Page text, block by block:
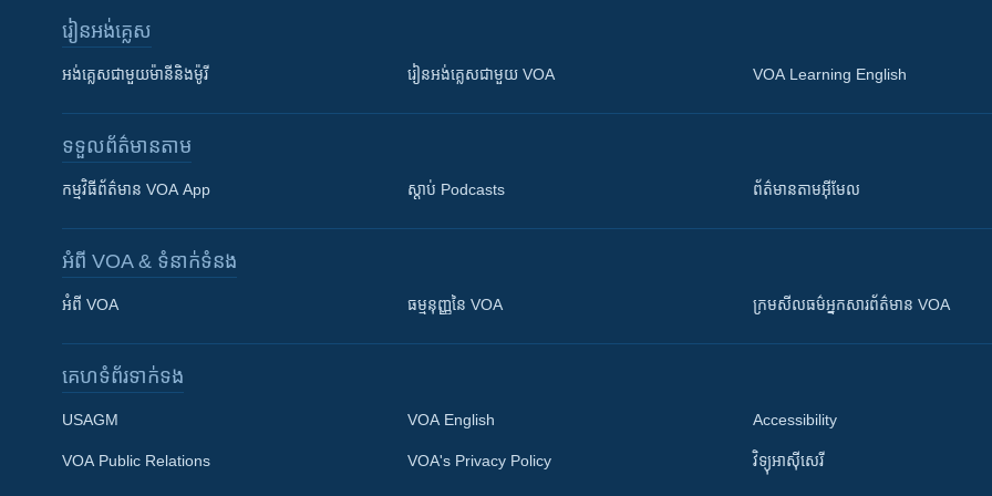
រៀន​​អង់គ្លេស
អង់គ្លេស​ជាមួយ​ម៉ានី​និង​ម៉ូរី រៀន​​​​​​អង់គ្លេស​​ជាមួយ VOA VOA Learning English
ទទួល​ព័ត៌មាន​តាម
កម្មវិធី​ព័ត៌មាន VOA App ស្តាប់ Podcasts ព័ត៌មាន​តាម​អ៊ីមែល
អំពី​ VOA & ទំនាក់ទំនង
អំពី​ VOA ធម្មនុញ្ញ​នៃ VOA ក្រម​​​សីលធម៌​​​អ្នក​​​សារព័ត៌មាន VOA
គេហទំព័រ​​ទាក់ទង
USAGM
VOA Public Relations
VOA English
VOA's Privacy Policy
Accessibility
វិទ្យុ​អាស៊ី​សេរី